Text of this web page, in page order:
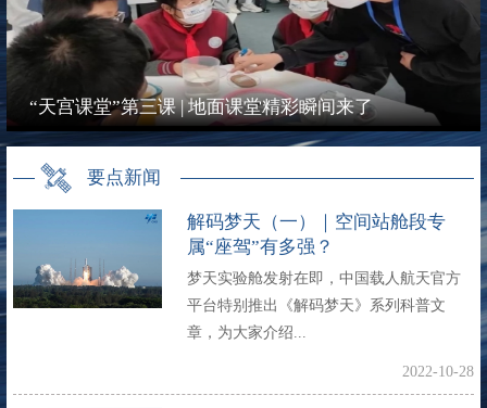
“天宫课堂”第三课 | 地面课堂精彩瞬间来了
要点新闻
解码梦天（一）｜空间站舱段专
属“座驾”有多强？
梦天实验舱发射在即，中国载人航天官方
平台特别推出《解码梦天》系列科普文
章，为大家介绍...
2022-10-28